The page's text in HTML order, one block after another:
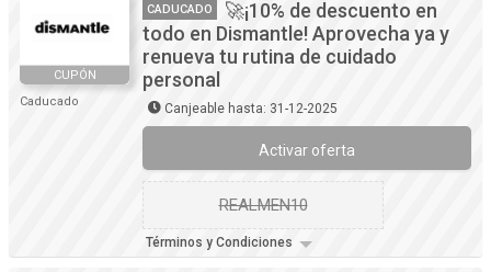
CUPÓN
Caducado
CADUCADO
🚀¡10% de descuento en
todo en Dismantle! Aprovecha ya y
renueva tu rutina de cuidado
personal
Canjeable hasta: 31-12-2025
Activar oferta
REALMEN10
Términos y Condiciones